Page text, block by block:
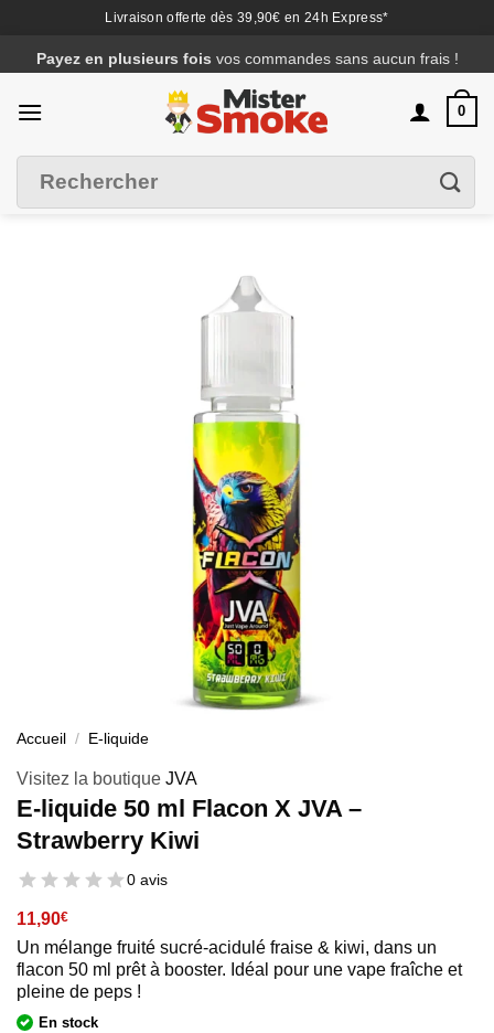
Livraison offerte dès 39,90€ en 24h Express*
au
contenu
Payez en plusieurs fois vos commandes sans aucun frais !
0
pour :
Accueil / E-liquide
Visitez la boutique JVA
E-liquide 50 ml Flacon X JVA –
Strawberry Kiwi
0 avis
11,90€
Un mélange fruité sucré-acidulé fraise & kiwi, dans un
flacon 50 ml prêt à booster. Idéal pour une vape fraîche et
pleine de peps !
En stock